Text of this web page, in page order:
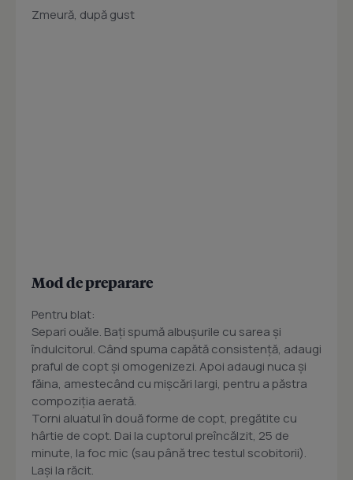
Zmeură, după gust
Mod de preparare
Pentru blat:
Separi ouăle. Bați spumă albușurile cu sarea și
îndulcitorul. Când spuma capătă consistență, adaugi
praful de copt și omogenizezi. Apoi adaugi nuca și
făina, amestecând cu mișcări largi, pentru a păstra
compoziția aerată.
Torni aluatul în două forme de copt, pregătite cu
hârtie de copt. Dai la cuptorul preîncălzit, 25 de
minute, la foc mic (sau până trec testul scobitorii).
Lași la răcit.